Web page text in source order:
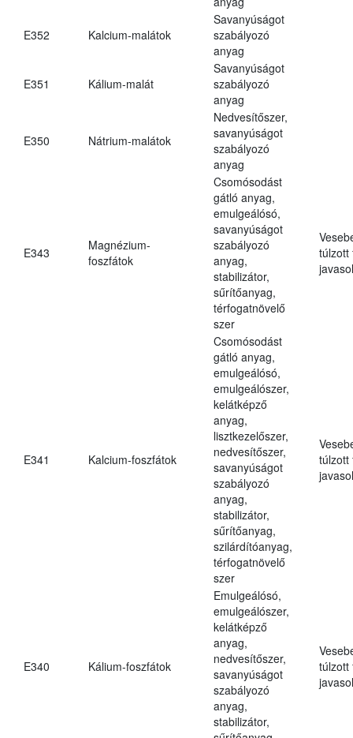
E352 Kalcium-malátok
Savanyúságot
szabályozó
anyag
E351 Kálium-malát
Savanyúságot
szabályozó
anyag
E350 Nátrium-malátok
Nedvesítőszer,
savanyúságot
szabályozó
anyag
E343
Magnézium-
foszfátok
Csomósodást
gátló anyag,
emulgeálósó,
savanyúságot
szabályozó
anyag,
stabilizátor,
sűrítőanyag,
térfogatnövelő
szer
túlzott
E341 Kalcium-foszfátok
Csomósodást
gátló anyag,
emulgeálósó,
emulgeálószer,
kelátképző
anyag,
lisztkezelőszer,
nedvesítőszer,
savanyúságot
szabályozó
anyag,
stabilizátor,
sűrítőanyag,
szilárdítóanyag,
térfogatnövelő
szer
túlzott
E340 Kálium-foszfátok
Emulgeálósó,
emulgeálószer,
kelátképző
anyag,
nedvesítőszer,
savanyúságot
szabályozó
anyag,
stabilizátor,
túlzott